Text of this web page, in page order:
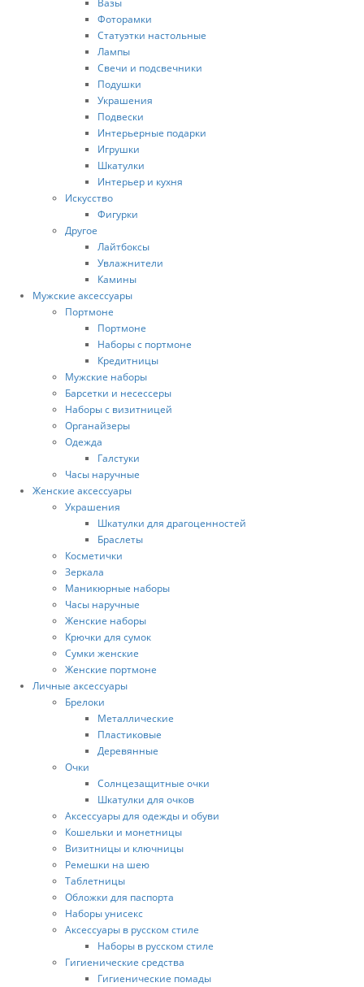
Вазы
Фоторамки
Статуэтки настольные
Лампы
Свечи и подсвечники
Подушки
Украшения
Подвески
Интерьерные подарки
Игрушки
Шкатулки
Интерьер и кухня
Искусство
Фигурки
Другое
Лайтбоксы
Увлажнители
Камины
Мужские аксессуары
Портмоне
Портмоне
Наборы с портмоне
Кредитницы
Мужские наборы
Барсетки и несессеры
Наборы с визитницей
Органайзеры
Одежда
Галстуки
Часы наручные
Женские аксессуары
Украшения
Шкатулки для драгоценностей
Браслеты
Косметички
Зеркала
Маникюрные наборы
Часы наручные
Женские наборы
Крючки для сумок
Сумки женские
Женские портмоне
Личные аксессуары
Брелоки
Металлические
Пластиковые
Деревянные
Очки
Солнцезащитные очки
Шкатулки для очков
Аксессуары для одежды и обуви
Кошельки и монетницы
Визитницы и ключницы
Ремешки на шею
Таблетницы
Обложки для паспорта
Наборы унисекс
Аксессуары в русском стиле
Наборы в русском стиле
Гигиенические средства
Гигиенические помады